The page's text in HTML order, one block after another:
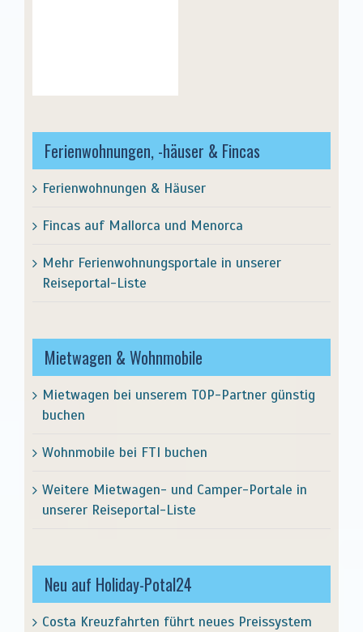
Ferienwohnungen, -häuser & Fincas
Ferienwohnungen & Häuser
Fincas auf Mallorca und Menorca
Mehr Ferienwohnungsportale in unserer
Reiseportal-Liste
Mietwagen & Wohnmobile
Mietwagen bei unserem TOP-Partner günstig
buchen
Wohnmobile bei FTI buchen
Weitere Mietwagen- und Camper-Portale in
unserer Reiseportal-Liste
Neu auf Holiday-Potal24
Costa Kreuzfahrten führt neues Preissystem